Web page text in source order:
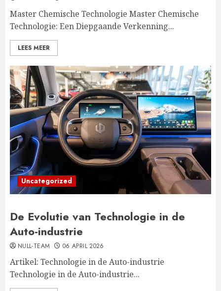
Master Chemische Technologie Master Chemische
Technologie: Een Diepgaande Verkenning...
LEES MEER
Uncategorized
De Evolutie van Technologie in de
Auto-industrie
NULL-TEAM 06 APRIL 2026
Artikel: Technologie in de Auto-industrie
Technologie in de Auto-industrie...